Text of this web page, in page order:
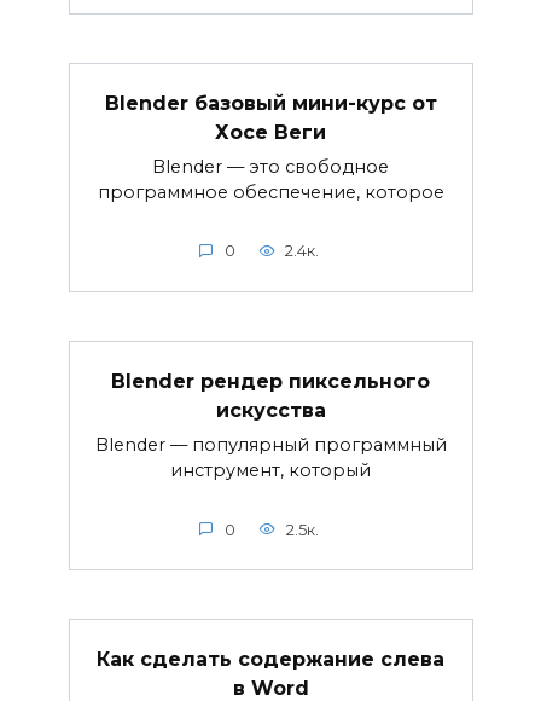
Blender базовый мини-курс от
Хосе Веги
Blender — это свободное
программное обеспечение, которое
0 2.4к.
Blender рендер пиксельного
искусства
Blender — популярный программный
инструмент, который
0 2.5к.
Как сделать содержание слева
в Word